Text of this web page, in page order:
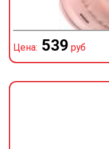
Цена: 539 руб